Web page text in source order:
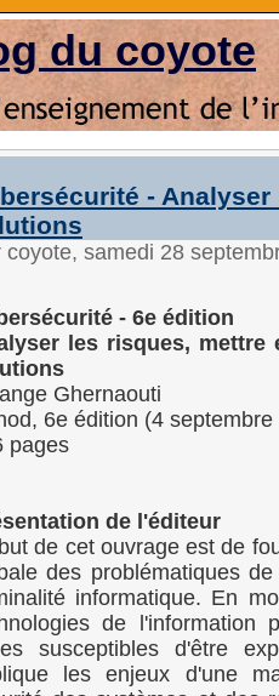
du coyote
-
coyote, samedi 28
- 6e édition
les risques, mettre
Ghernaouti
6e édition (4 septembre
pages
de l'éditeur
de cet ouvrage est de
des problématiques
informatique. En
de l'information
susceptibles d'être
les enjeux d'une